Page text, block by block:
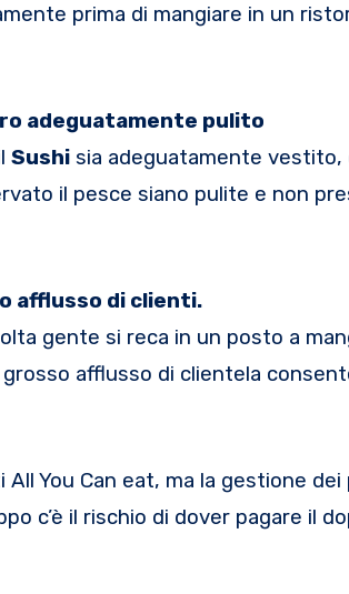
prima di mangiare in un
adeguatamente pulito
Sushi sia adeguatamente
il pesce siano pulite e non
afflusso di clienti.
gente si reca in un posto a
afflusso di clientela
You Can eat, ma la gestione
c’è il rischio di dover pagare il